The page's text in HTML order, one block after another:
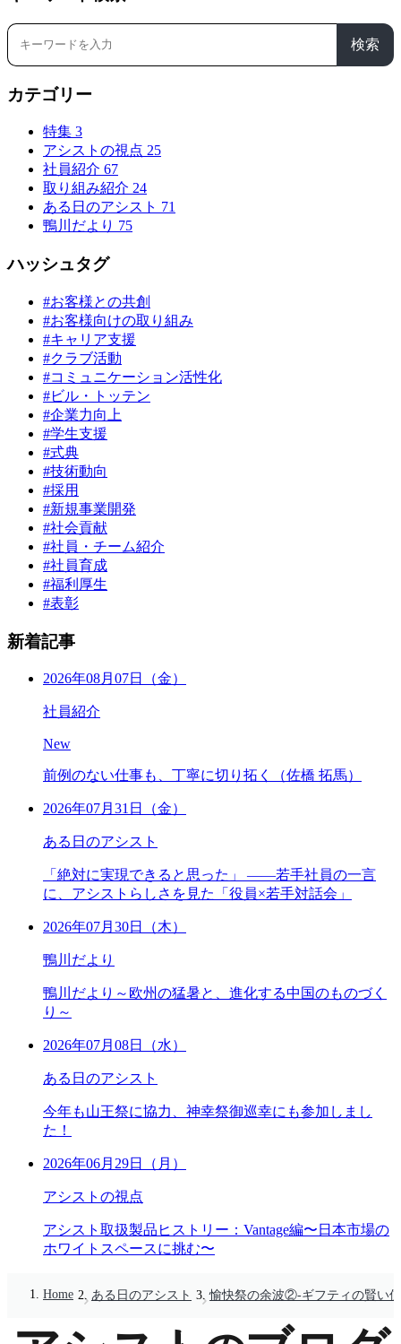
検索
カテゴリー
特集 3
アシストの視点 25
社員紹介 67
取り組み紹介 24
ある日のアシスト 71
鴨川だより 75
ハッシュタグ
#お客様との共創
#お客様向けの取り組み
#キャリア支援
#クラブ活動
#コミュニケーション活性化
#ビル・トッテン
#企業力向上
#学生支援
#式典
#技術動向
#採用
#新規事業開発
#社会貢献
#社員・チーム紹介
#社員育成
#福利厚生
#表彰
新着記事
2026年08月07日（金）
社員紹介
New
前例のない仕事も、丁寧に切り拓く（佐橋 拓馬）
2026年07月31日（金）
ある日のアシスト
「絶対に実現できると思った」 ――若手社員の一言
に、アシストらしさを見た「役員×若手対話会」
2026年07月30日（木）
鴨川だより
鴨川だより～欧州の猛暑と、進化する中国のものづく
り～
2026年07月08日（水）
ある日のアシスト
今年も山王祭に協力、神幸祭御巡幸にも参加しまし
た！
2026年06月29日（月）
アシストの視点
アシスト取扱製品ヒストリー：Vantage編〜日本市場の
ホワイトスペースに挑む〜
Home ある日のアシスト 愉快祭の余波②-ギフティの賢い